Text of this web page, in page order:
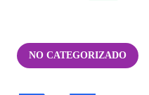
NO CATEGORIZADO